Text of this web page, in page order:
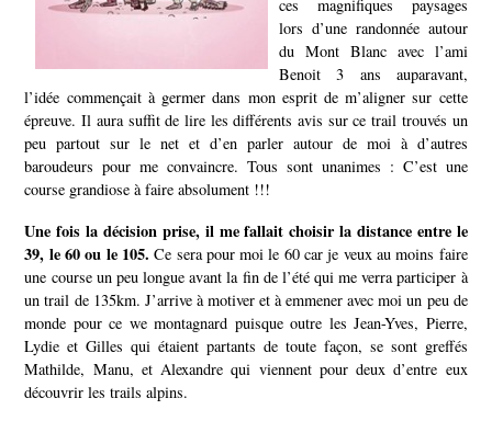
ces magnifiques paysages
lors d’une randonnée autour
du Mont Blanc avec l’ami
Benoit 3 ans auparavant,
l’idée commençait à germer dans mon esprit de m’aligner sur cette
épreuve. Il aura suffit de lire les différents avis sur ce trail trouvés un
peu partout sur le net et d’en parler autour de moi à d’autres
baroudeurs pour me convaincre.Tous sont unanimes : C’est une
course grandiose à faire absolument !!!
Une fois la décision prise, il me fallait choisir la distance entre le
39, le 60 ou le 105. Ce sera pour moi le 60 car je veux au moins faire
une course un peu longue avant la fin de l’été qui me verra participer à
un trail de 135km. J’arrive à motiver et à emmener avec moi un peu de
monde pour ce we montagnard puisque outre les Jean-Yves, Pierre,
Lydie et Gilles qui étaient partants de toute façon, se sont greffés
Mathilde, Manu, et Alexandre qui viennent pour deux d’entre eux
découvrir les trails alpins.